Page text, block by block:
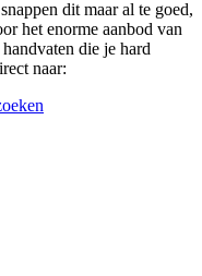
dit maar al te goed,
het enorme aanbod van
die je hard
naar: